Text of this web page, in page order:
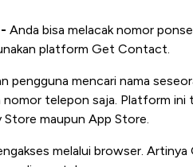
Anda bisa melacak nomor
platform Get Contact.
pengguna mencari nama
telepon saja. Platform ini
Store maupun App Store.
melalui browser.